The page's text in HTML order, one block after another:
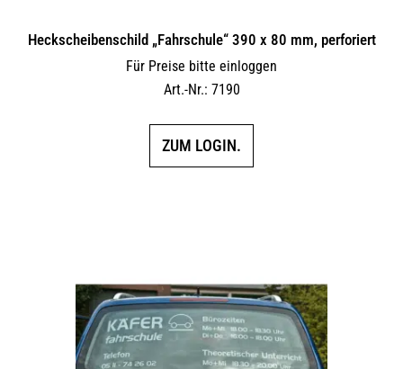
Heckscheibenschild „Fahrschule“ 390 x 80 mm, perforiert
Für Preise bitte einloggen
Art.-Nr.: 7190
ZUM LOGIN.